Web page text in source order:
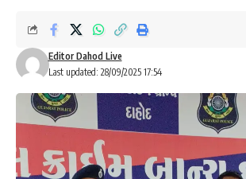
Last updated: 28/09/2025 17:54
Editor Dahod Live